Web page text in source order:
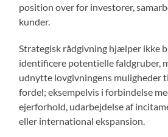
position over for investorer,
kunder.
Strategisk rådgivning hjælper ikke
identificere potentielle faldgruber,
udnytte lovgivningens muligheder
fordel; eksempelvis i forbindelse
ejerforhold, udarbejdelse af
eller international ekspansion.